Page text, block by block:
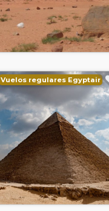
Vuelos regulares Egyptair